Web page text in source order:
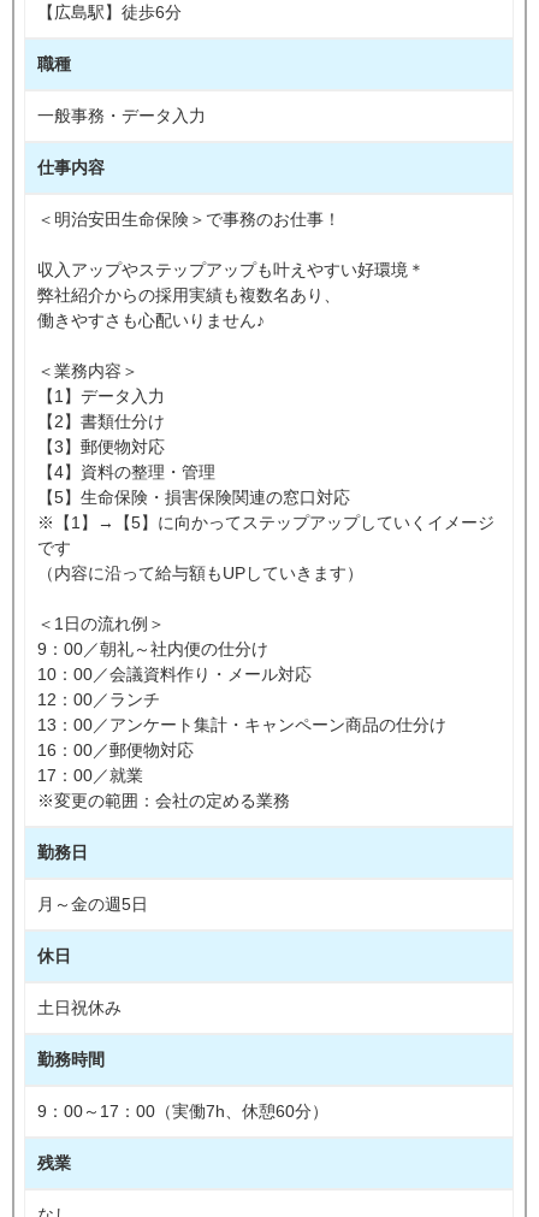
【広島駅】徒歩6分
職種
一般事務・データ入力
仕事内容
＜明治安田生命保険＞で事務のお仕事！
収入アップやステップアップも叶えやすい好環境＊
弊社紹介からの採用実績も複数名あり、
働きやすさも心配いりません♪
＜業務内容＞
【1】データ入力
【2】書類仕分け
【3】郵便物対応
【4】資料の整理・管理
【5】生命保険・損害保険関連の窓口対応
※【1】→【5】に向かってステップアップしていくイメージ
です
（内容に沿って給与額もUPしていきます）
＜1日の流れ例＞
9：00／朝礼～社内便の仕分け
10：00／会議資料作り・メール対応
12：00／ランチ
13：00／アンケート集計・キャンペーン商品の仕分け
16：00／郵便物対応
17：00／就業
※変更の範囲：会社の定める業務
勤務日
月～金の週5日
休日
土日祝休み
勤務時間
9：00～17：00（実働7h、休憩60分）
残業